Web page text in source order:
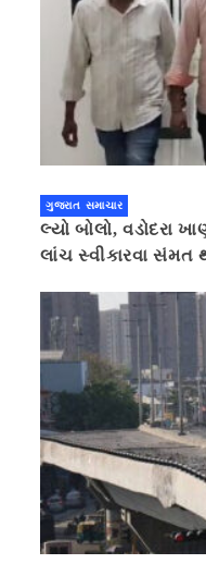
ગુજરાત સમાચાર
લ્યો બોલો, વડોદરા
લાંચ સ્વીકારવા